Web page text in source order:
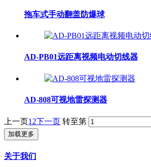
拖车式手动翻盖防爆球
AD-PB01远距离视频电动切线器
AD-808可视地雷探测器
上一页1 2下一页 转至第
加载更多
关于我们